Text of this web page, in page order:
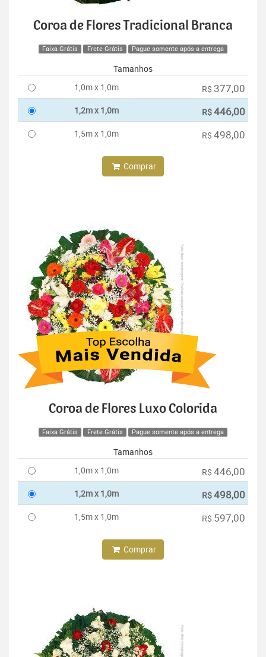
Coroa de Flores Tradicional Branca
Faixa Grátis Frete Grátis Pague somente após a entrega
Tamanhos
1,0m x 1,0m
R$ 377,00
1,2m x 1,0m R$446,00
1,5m x 1,0m R$ 498,00
Comprar
Coroa de Flores Luxo Colorida
Faixa Grátis Frete Grátis Pague somente após a entrega
Tamanhos
1,0m x 1,0m
R$ 446,00
1,2m x 1,0m R$498,00
1,5m x 1,0m R$ 597,00
Comprar